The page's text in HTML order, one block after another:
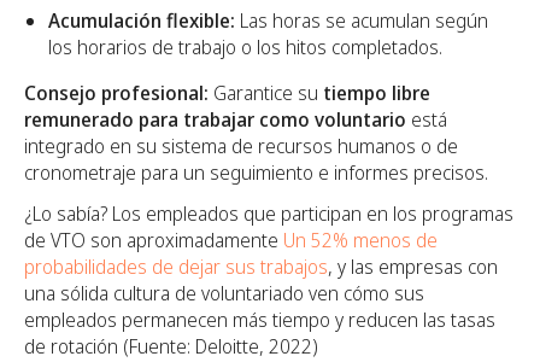
Acumulación flexible: Las horas se acumulan según
los horarios de trabajo o los hitos completados.
Consejo profesional: Garantice su tiempo libre
remunerado para trabajar como voluntario está
integrado en su sistema de recursos humanos o de
cronometraje para un seguimiento e informes precisos.
¿Lo sabía? Los empleados que participan en los programas
de VTO son aproximadamente Un 52% menos de
probabilidades de dejar sus trabajos, y las empresas con
una sólida cultura de voluntariado ven cómo sus
empleados permanecen más tiempo y reducen las tasas
de rotación (Fuente: Deloitte, 2022)